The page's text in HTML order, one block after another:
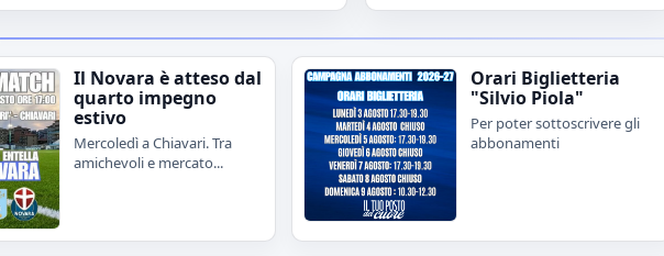
Il Novara è atteso dal
quarto impegno
estivo
Mercoledì a Chiavari. Tra
amichevoli e mercato...
Orari Biglietteria
"Silvio Piola"
Per poter sottoscrivere gli
abbonamenti